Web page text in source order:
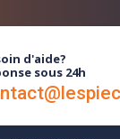
d'aide?
sous 24h